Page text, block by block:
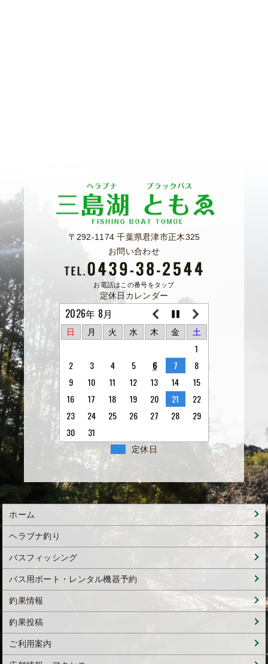
〒292-1174 千葉県君津市正木325
お問い合わせ
お電話はこの番号をタップ
定休日カレンダー
2026年 8月
日 月 火 水 木 金 土
1
2
3 4 5 6 7
8
9
10 11 12 13 14
15
16
17 18 19 20 21
22
23
24 25 26 27 28
29
30
31
定休日
ホーム
ヘラブナ釣り
バスフィッシング
バス用ボート・レンタル機器予約
釣果情報
釣果投稿
ご利用案内